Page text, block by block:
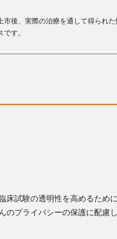
市後、実際の治療を通して得られ
です。
床試験の透明性を高めるため
のプライバシーの保護に配慮